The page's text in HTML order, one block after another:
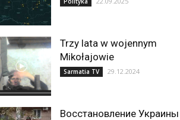
Trzy lata w wojennym
Mikołajowie
Sarmatia TV 29.12.2024
Восстановление Украины